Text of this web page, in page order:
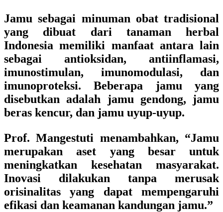
Jamu sebagai minuman obat tradisional
yang dibuat dari tanaman herbal
Indonesia memiliki manfaat antara lain
sebagai antioksidan, antiinflamasi,
imunostimulan, imunomodulasi, dan
imunoproteksi. Beberapa jamu yang
disebutkan adalah jamu gendong, jamu
beras kencur, dan jamu uyup-uyup.
Prof. Mangestuti menambahkan, “Jamu
merupakan aset yang besar untuk
meningkatkan kesehatan masyarakat.
Inovasi dilakukan tanpa merusak
orisinalitas yang dapat mempengaruhi
efikasi dan keamanan kandungan jamu.”